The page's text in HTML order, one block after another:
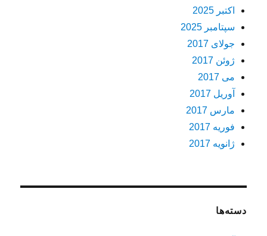
اکتبر 2025
سپتامبر 2025
جولای 2017
ژوئن 2017
می 2017
آوریل 2017
مارس 2017
فوریه 2017
ژانویه 2017
دسته‌ها